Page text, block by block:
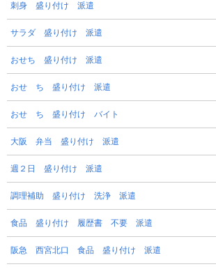
刺身 盛り付け 派遣
サラダ 盛り付け 派遣
おせち 盛り付け 派遣
おせ ち 盛り付け 派遣
おせ ち 盛り付け バイト
大阪 弁当 盛り付け 派遣
週２日 盛り付け 派遣
調理補助 盛り付け 洗浄 派遣
食品 盛り付け 履歴書 不要 派遣
阪急 西宮北口 食品 盛り付け 派遣